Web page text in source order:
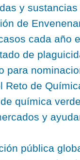
y
de
cada año
de
para
Reto de
química
y
pública